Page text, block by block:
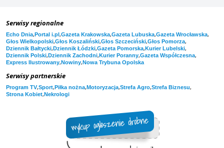
Serwisy regionalne
Echo Dnia,Portal i.pl,Gazeta Krakowska,Gazeta Lubuska,Gazeta Wrocławska,
Głos Wielkopolski,Głos Koszaliński,Głos Szczeciński,Głos Pomorza,
Dziennik Bałtycki,Dziennik Łódzki,Gazeta Pomorska,Kurier Lubelski,
Dziennik Polski,Dziennik Zachodni,Kurier Poranny,Gazeta Współczesna,
Express Ilustrowany,Nowiny,Nowa Trybuna Opolska
Serwisy partnerskie
Program TV,Sport,Piłka nożna,Motoryzacja,Strefa Agro,Strefa Biznesu,
Strona Kobiet,Nekrologi